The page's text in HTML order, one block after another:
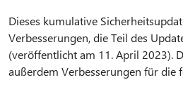
Dieses kumulative
Verbesserungen, die Teil des
(veröffentlicht am 11. April 2023).
außerdem Verbesserungen für die